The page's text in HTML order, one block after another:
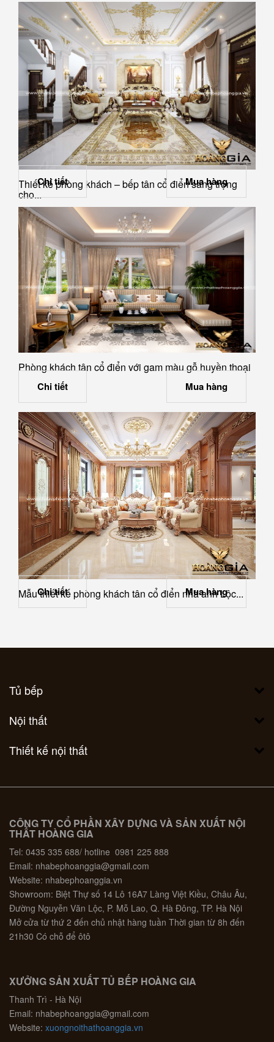
Thiết kế phòng khách – bếp tân cổ điển sang trọng
cho...
Chi tiết Mua hàng
Phòng khách tân cổ điển với gam màu gỗ huyền thoại
Chi tiết Mua hàng
Mẫu thiết kế phòng khách tân cổ điển nhà anh Lộc...
Chi tiết Mua hàng
Tủ bếp
Nội thất
Thiết kế nội thất
CÔNG TY CỔ PHẦN XÂY DỰNG VÀ SẢN XUẤT NỘI
THẤT HOÀNG GIA
Tel: 0435 335 688/ hotline 0981 225 888
Email: nhabephoanggia@gmail.com
Website: nhabephoanggia.vn
Showroom: Biệt Thự số 14 Lô 16A7 Làng Việt Kiều, Châu Âu,
Đường Nguyễn Văn Lộc, P. Mỗ Lao, Q. Hà Đông, TP. Hà Nội
Mở cửa từ thứ 2 đến chủ nhật hàng tuần Thời gian từ 8h đến
21h30 Có chỗ để ôtô
XƯỞNG SẢN XUẤT TỦ BẾP HOÀNG GIA
Thanh Trì - Hà Nội
Email: nhabephoanggia@gmail.com
Website: xuongnoithathoanggia.vn